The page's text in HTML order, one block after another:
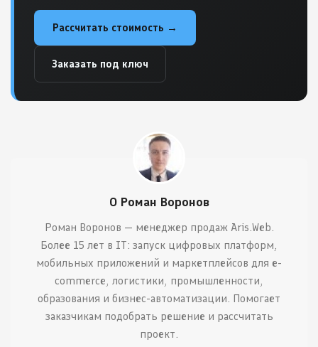
Рассчитать стоимость →
Заказать под ключ
О Роман Воронов
Роман Воронов — менеджер продаж Aris.Web.
Более 15 лет в IT: запуск цифровых платформ,
мобильных приложений и маркетплейсов для e-
commerce, логистики, промышленности,
образования и бизнес-автоматизации. Помогает
заказчикам подобрать решение и рассчитать
проект.